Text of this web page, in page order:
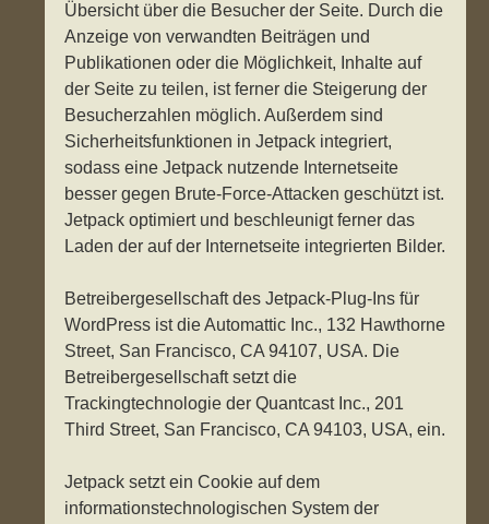
Übersicht über die Besucher der Seite. Durch die
Anzeige von verwandten Beiträgen und
Publikationen oder die Möglichkeit, Inhalte auf
der Seite zu teilen, ist ferner die Steigerung der
Besucherzahlen möglich. Außerdem sind
Sicherheitsfunktionen in Jetpack integriert,
sodass eine Jetpack nutzende Internetseite
besser gegen Brute-Force-Attacken geschützt ist.
Jetpack optimiert und beschleunigt ferner das
Laden der auf der Internetseite integrierten Bilder.
Betreibergesellschaft des Jetpack-Plug-Ins für
WordPress ist die Automattic Inc., 132 Hawthorne
Street, San Francisco, CA 94107, USA. Die
Betreibergesellschaft setzt die
Trackingtechnologie der Quantcast Inc., 201
Third Street, San Francisco, CA 94103, USA, ein.
Jetpack setzt ein Cookie auf dem
informationstechnologischen System der